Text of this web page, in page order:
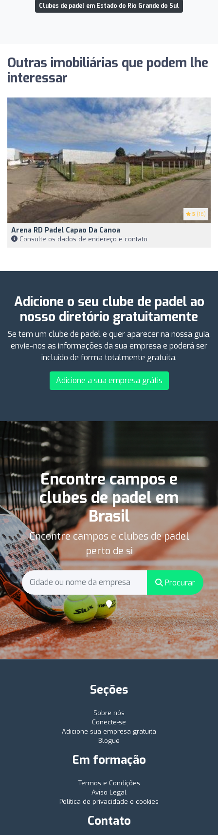
Clubes de padel em Estado do Rio Grande do Sul
Outras imobiliárias que podem lhe
interessar
5 (16)
Arena RD Padel Capao Da Canoa
Consulte os dados de endereço e contato
Adicione o seu clube de padel ao
nosso diretório gratuitamente
Se tem um clube de padel e quer aparecer na nossa guia,
envie-nos as informações da sua empresa e poderá ser
incluído de forma totalmente gratuita.
Adicione a sua empresa grátis
Encontre campos e
clubes de padel em
Brasil
Encontre campos e clubes de padel
perto de si
Procurar
Seções
Sobre nós
Conecte-se
Adicione sua empresa gratuita
Blogue
Em formação
Termos e Condições
Aviso Legal
Política de privacidade e cookies
Contato